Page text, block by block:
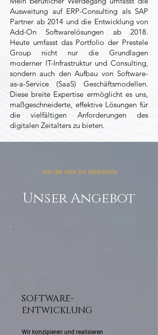
Ausweitung auf ERP-Consulting als SAP
Partner ab 2014 und die Entwicklung von
Add-On Softwarelösungen ab 2018.
Heute umfasst das Portfolio der Prestele
Group nicht nur die Grundlagen
moderner IT-Infrastruktur und Consulting,
sondern auch den Aufbau von Software-
as-a-Service (SaaS) Geschäftsmodellen.
Diese breite Expertise ermöglicht es uns,
maßgeschneiderte, effektive Lösungen für
die vielfältigen Anforderungen des
digitalen Zeitalters zu bieten.
Von der Idee zur Marktreife
Unser Angebot
SOFTWARE-
ENTWICKLUNG
Wir konzipieren und realisieren